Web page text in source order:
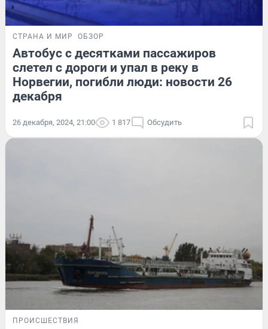
СТРАНА И МИР ОБЗОР
Автобус с десятками пассажиров
слетел с дороги и упал в реку в
Норвегии, погибли люди: новости 26
декабря
26 декабря, 2024, 21:00 1 817 Обсудить
ПРОИСШЕСТВИЯ